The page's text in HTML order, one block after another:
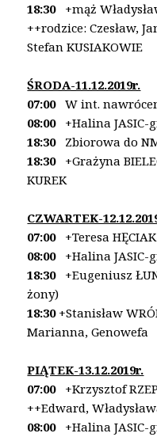
18:30 +mąż
++rodzice: Czesław,
Stefan KUSIAKOWIE
ŚRODA-11.12.2019r.
07:00W int.
08:00+Halina JASIC-
18:30Zbiorowa do
18:30+Grażyna
KUREK
CZWARTEK-
07:00+Teresa
08:00 +Halina JASIC-
18:30 +Eugeniusz
żony)
18:30 +Stanisław
Marianna,Genowefa
PIĄTEK-13.12.2019r.
07:00+Krzysztof
++Edward,
08:00 +Halina JASIC-